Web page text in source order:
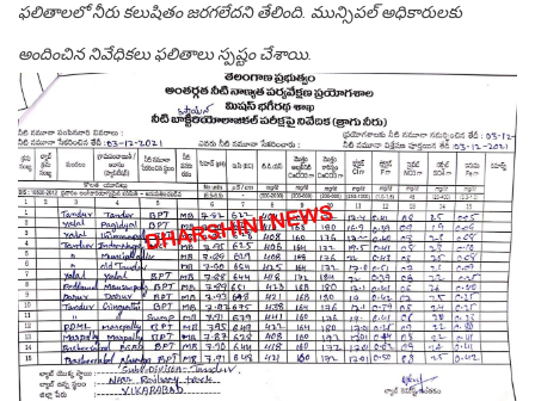
ఫ‌లితాల‌లో నీరు క‌లుషితం జ‌ర‌గ‌లేద‌ని తేలింది. మున్సిప‌ల్ అధికారుల‌కు
అందించిన నివేధిక‌లు ఫ‌లితాలు స్ప‌ష్టం చేశాయి.